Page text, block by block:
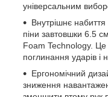
універсальним
Внутрішнє набиття
піни завтовшки 6.5
Foam Technology. Це
поглинання ударів і
Ергономічний
зниження